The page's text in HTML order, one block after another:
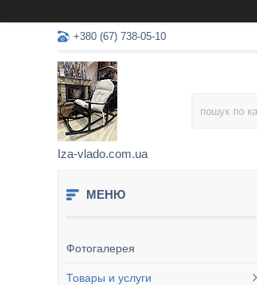
+380 (67) 738-05-10
Iza-vlado.com.ua
Фотогалерея
Товары и услуги